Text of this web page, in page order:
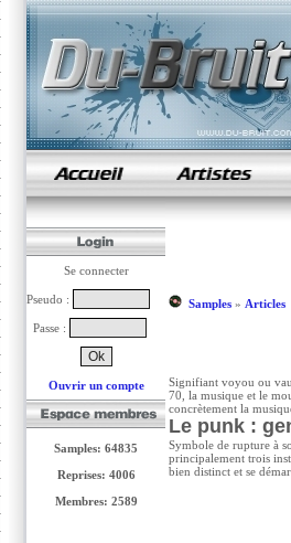
samples de rap
Se connecter
Pseudo :
Passe :
Ouvrir un compte
Samples: 64835
Reprises: 4006
Membres: 2589
Samples» Articles
Signifiant voyou ou
70, la musique et le
concrètement la
Le punk :
Symbole de rupture à
principalement trois
bien distinct et se